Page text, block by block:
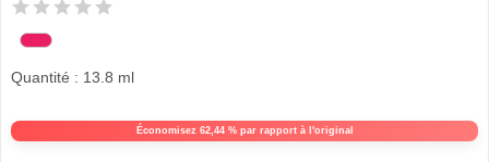
Économisez 62,44 % par rapport à l'original
Quantité : 13.8 ml